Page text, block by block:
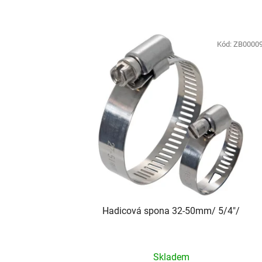
Hadicová spona 32-50mm/ 5/4"/
Skladem
Kód: